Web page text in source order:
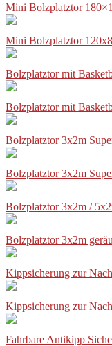
Mini Bolzplatztor
Mini Bolzplatztor
Bolzplatztor mit
Bolzplatztor mit
Bolzplatztor 3x2m
Bolzplatztor 3x2m
Bolzplatztor 3x2m /
Bolzplatztor 3x2m
Kippsicherung zur
Kippsicherung zur
Fahrbare Antikipp